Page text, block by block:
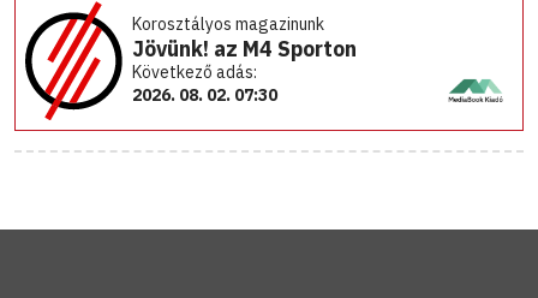
Korosztályos magazinunk
Jövünk! az M4 Sporton
Következő adás:
2026. 08. 02. 07:30